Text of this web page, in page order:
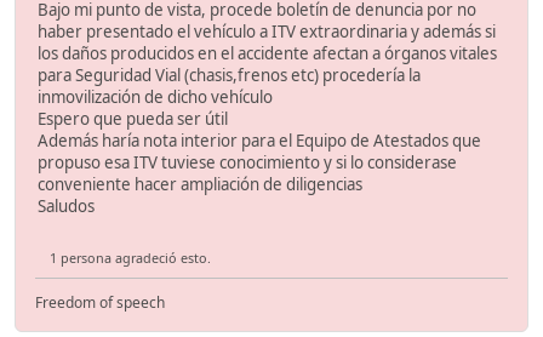
Bajo mi punto de vista, procede boletín de denuncia por no
haber presentado el vehículo a ITV extraordinaria y además si
los daños producidos en el accidente afectan a órganos vitales
para Seguridad Vial (chasis,frenos etc) procedería la
inmovilización de dicho vehículo
Espero que pueda ser útil
Además haría nota interior para el Equipo de Atestados que
propuso esa ITV tuviese conocimiento y si lo considerase
conveniente hacer ampliación de diligencias
Saludos
1 persona agradeció esto.
Freedom of speech